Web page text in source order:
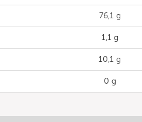
76,1 g
1,1 g
10,1 g
0 g